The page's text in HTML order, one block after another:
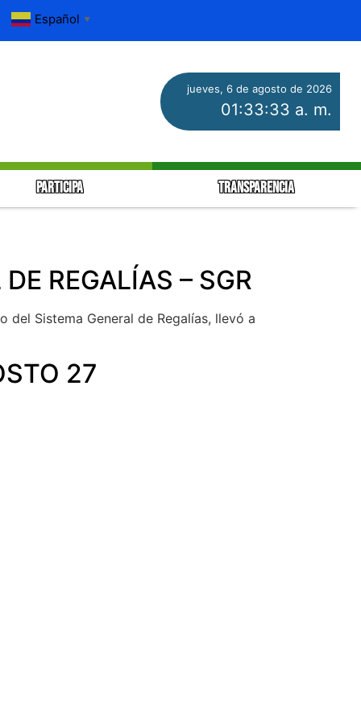
Español ▼
jueves, 6 de agosto de 2026
01:33:33 a. m.
PARTICIPA TRANSPARENCIA
REGALÍAS – SGR
Sistema General de Regalías, llevó a
27